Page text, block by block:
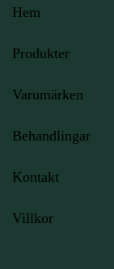
Hem
Produkter
Varumärken
Behandlingar
Kontakt
Villkor